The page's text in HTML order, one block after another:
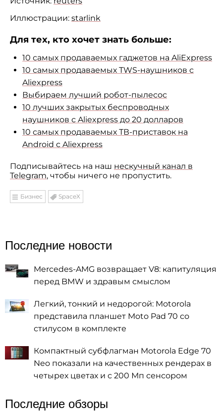
Иллюстрации: starlink
Для тех, кто хочет знать больше:
10 самых продаваемых гаджетов на AliExpress
10 самых продаваемых TWS-наушников с
Aliexpress
Выбираем лучший робот-пылесос
10 лучших закрытых беспроводных
наушников с Aliexpress до 20 долларов
10 самых продаваемых ТВ-приставок на
Android с Aliexpress
Подписывайтесь на наш нескучный канал в
Telegram, чтобы ничего не пропустить.
Бизнес SpaceX
Последние новости
Mercedes-AMG возвращает V8: капитуляция
перед BMW и здравым смыслом
Легкий, тонкий и недорогой: Motorola
представила планшет Moto Pad 70 со
стилусом в комплекте
Компактный субфлагман Motorola Edge 70
Neo показали на качественных рендерах в
четырех цветах и с 200 Мп сенсором
Последние обзоры